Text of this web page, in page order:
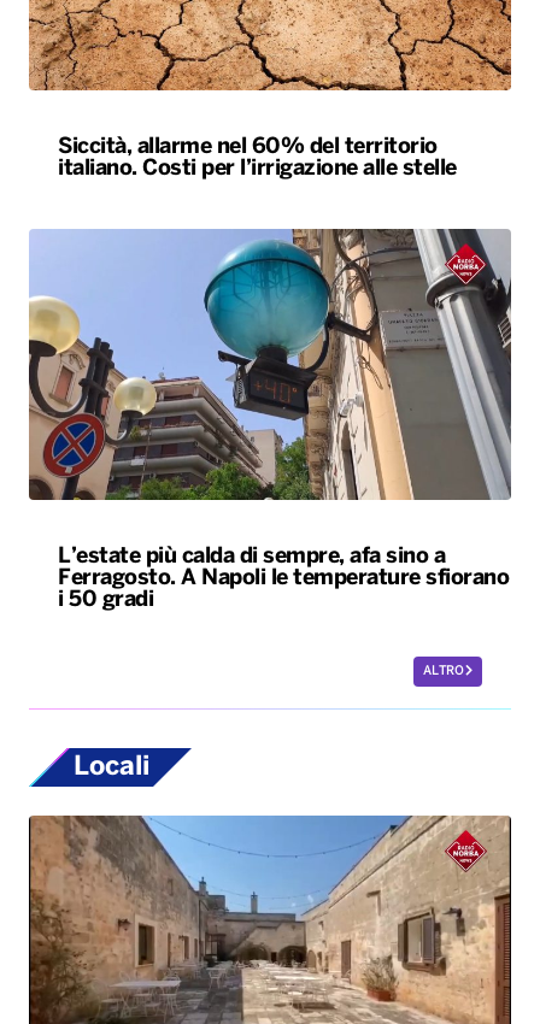
Siccità, allarme nel 60% del territorio
italiano. Costi per l’irrigazione alle stelle
L’estate più calda di sempre, afa sino a
Ferragosto. A Napoli le temperature sfiorano
i 50 gradi
ALTRO
Locali